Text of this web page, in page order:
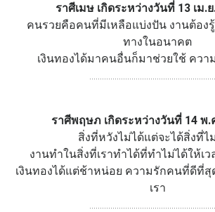
ราศีเมษ เกิดระหว่างวันที่ 13 เม.
คนรวยคือคนที่มีเหลือแบ่งปัน งานต้อง
ทางในอนาคต
เงินทองได้มาคนอื่นก็มาช่วยใช้ ควา
ราศีพฤษภ เกิดระหว่างวันที่ 14 พ.
สิ่งที่หวังไม่ได้แต่จะได้สิ่งที่ไ
งานทำในสิ่งที่เราทำได้ที่ทำไม่ได้ให้เ
เงินทองได้แต่ช้าหน่อย ความรักคนที่ดีที่สุ
เรา